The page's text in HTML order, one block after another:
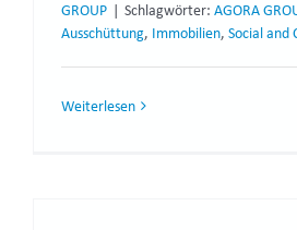
GROUP | Schlagwörter: AGORA
Ausschüttung, Immobilien, Social and
Weiterlesen